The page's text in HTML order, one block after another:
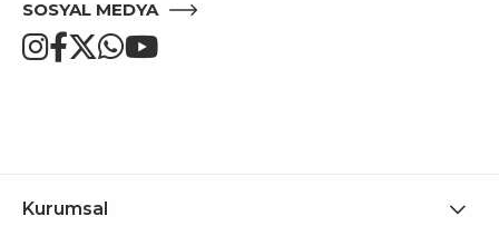
SOSYAL MEDYA
Kurumsal